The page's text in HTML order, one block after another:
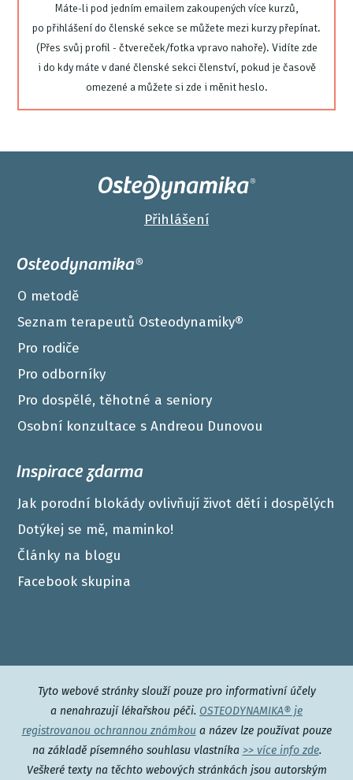
Máte-li pod jedním emailem zakoupených více kurzů,
po přihlášení do členské sekce se můžete mezi kurzy přepínat.
(Přes svůj profil - čtvereček/fotka vpravo nahoře). Vidíte zde
i do kdy máte v dané členské sekci členství, pokud je časově
omezené a můžete si zde i měnit heslo.
Přihlášení
Osteodynamika®
O metodě
Seznam terapeutů Osteodynamiky®
Pro rodiče
Pro odborníky
Pro dospělé, těhotné a seniory
Osobní konzultace s Andreou Dunovou
Inspirace zdarma
Jak porodní blokády ovlivňují život dětí i dospělých
Dotýkej se mě, maminko!
Články na blogu
Facebook skupina
Tyto webové stránky slouží pouze pro informativní účely
a nenahrazují lékařskou péči. OSTEODYNAMIKA® je
registrovanou ochrannou známkoua název lze používat pouze
na základě písemného souhlasu vlastníka >> více info zde.
Veškeré texty na těchto webových stránkách jsou autorským